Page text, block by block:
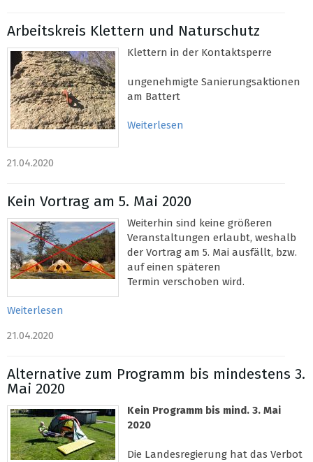
Arbeitskreis Klettern und Naturschutz
Klettern in der Kontaktsperre
ungenehmigte Sanierungsaktionen
am Battert
Weiterlesen
21.04.2020
Kein Vortrag am 5. Mai 2020
Weiterhin sind keine größeren
Veranstaltungen erlaubt, weshalb
der Vortrag am 5. Mai ausfällt, bzw.
auf einen späteren
Termin verschoben wird.
Weiterlesen
21.04.2020
Alternative zum Programm bis mindestens 3.
Mai 2020
Kein Programm bis mind. 3. Mai
2020
Die Landesregierung hat das Verbot